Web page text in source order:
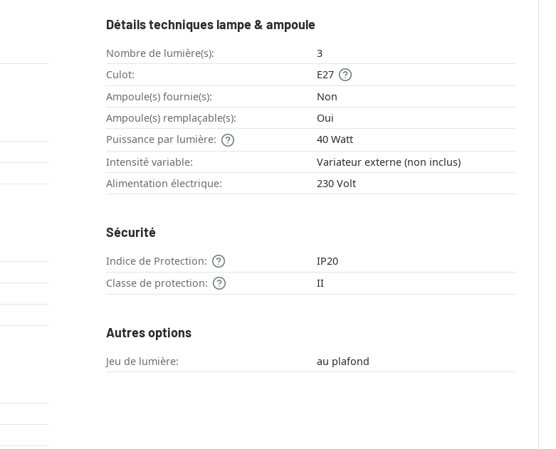
Détails techniques lampe & ampoule
Nombre de lumière(s):
3
Culot:
E27
Ampoule(s) fournie(s):
Non
Ampoule(s) remplaçable(s):
Oui
Puissance par lumière:
40 Watt
Intensité variable:
Variateur externe (non inclus)
Alimentation électrique:
230 Volt
Sécurité
Indice de Protection:
IP20
Classe de protection:
II
Autres options
Jeu de lumière: au plafond